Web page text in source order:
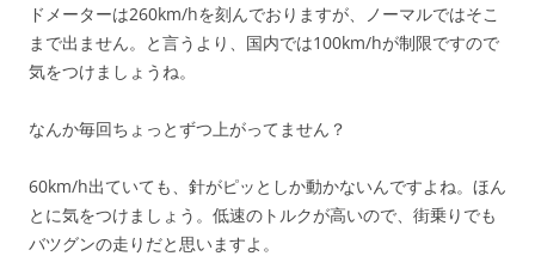
ドメーターは260km/hを刻んでおりますが、ノーマルではそこ
まで出ません。と言うより、国内では100km/hが制限ですので
気をつけましょうね。
なんか毎回ちょっとずつ上がってません？
60km/h出ていても、針がピッとしか動かないんですよね。ほん
とに気をつけましょう。低速のトルクが高いので、街乗りでも
バツグンの走りだと思いますよ。